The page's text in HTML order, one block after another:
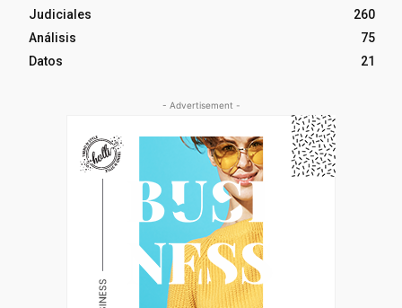
Judiciales
260
Análisis
75
Datos
21
- Advertisement -